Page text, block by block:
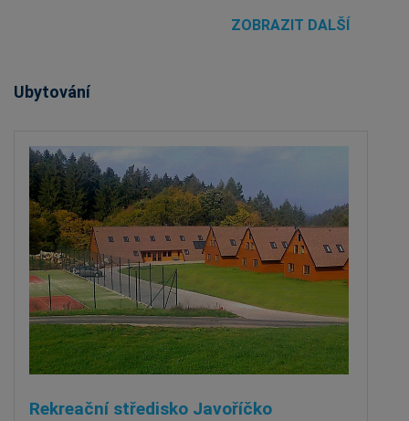
ZOBRAZIT DALŠÍ
Ubytování
Rekreační středisko Javoříčko